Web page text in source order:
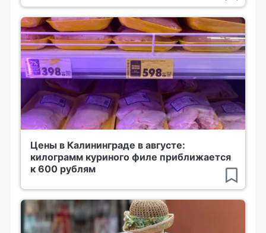
Цены в Калининграде в августе:
килограмм куриного филе приближается
к 600 рублям